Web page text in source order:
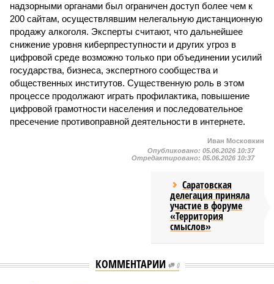
надзорными органами был ограничен доступ более чем к
200 сайтам, осуществлявшим нелегальную дистанционную
продажу алкоголя. Эксперты считают, что дальнейшее
снижение уровня киберпреступности и других угроз в
цифровой среде возможно только при объединении усилий
государства, бизнеса, экспертного сообщества и
общественных институтов. Существенную роль в этом
процессе продолжают играть профилактика, повышение
цифровой грамотности населения и последовательное
пресечение противоправной деятельности в интернете.
Иван Московкин
Опубликовано: 05.06.2026 10:37
Отредактировано: 05.06.2026 10:37
Саратовская
делегация приняла
участие в форуме
«Территория
смыслов»
КОММЕНТАРИИ 0